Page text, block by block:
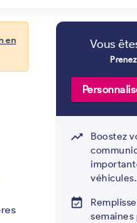
en
Vous
trending_up
Boostez
event_available
semaines